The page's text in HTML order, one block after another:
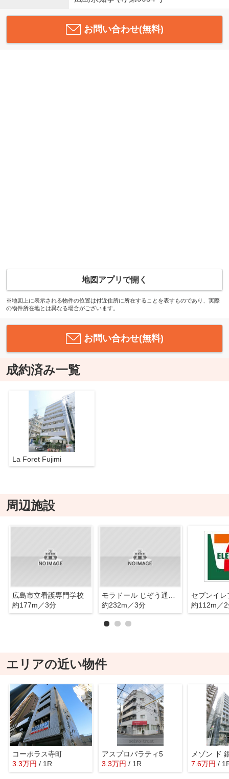
お問い合わせ(無料)
地図アプリで開く
※地図上に表示される物件の位置は付近住所に所在することを表すものであり、実際
の物件所在地とは異なる場合がございます。
お問い合わせ(無料)
成約済み一覧
La Foret Fujimi
周辺施設
広島市立看護専門学校
約177m／3分
約232m／3分
約112m／
エリアの近い物件
コーポラス寺町
3.3万円 / 1R
アスプロパラティ5
3.3万円 / 1R
メゾン ド
7.6万円 /